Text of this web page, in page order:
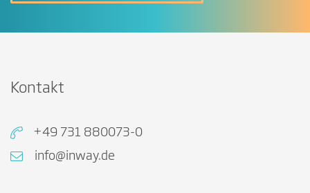
Kontakt
+49 731 880073-0
info@inway.de